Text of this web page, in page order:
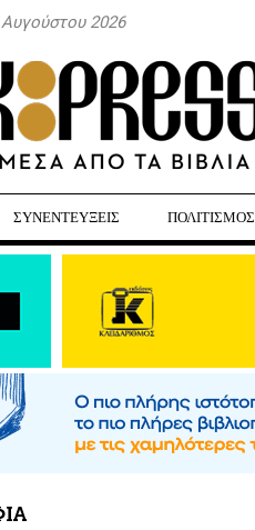
Αυγούστου 2026
ΣΥΝΕΝΤΕΥΞΕΙΣ ΠΟΛΙΤΙΣΜΟΣ